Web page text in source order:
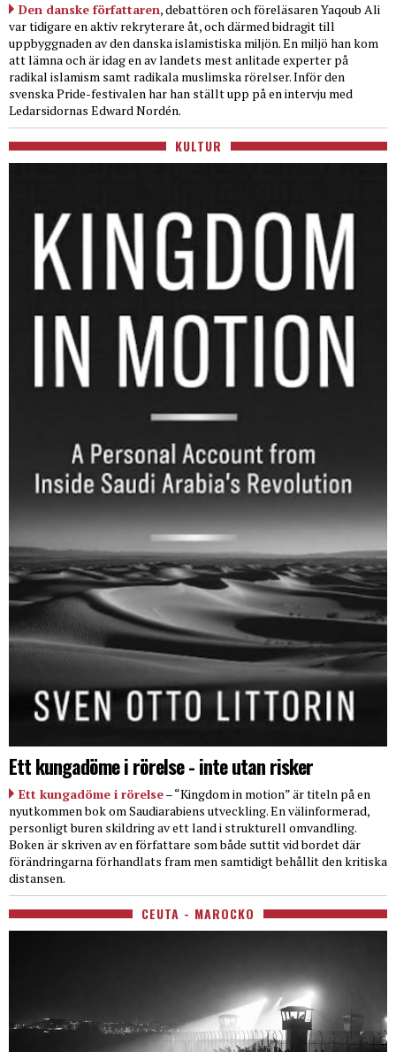
Den danske författaren, debattören och föreläsaren Yaqoub Ali
var tidigare en aktiv rekryterare åt, och därmed bidragit till
uppbyggnaden av den danska islamistiska miljön. En miljö han kom
att lämna och är idag en av landets mest anlitade experter på
radikal islamism samt radikala muslimska rörelser. Inför den
svenska Pride-festivalen har han ställt upp på en intervju med
Ledarsidornas Edward Nordén.
KULTUR
Ett kungadöme i rörelse - inte utan risker
Ett kungadöme i rörelse– “Kingdom in motion” är titeln på en
nyutkommen bok om Saudiarabiens utveckling. En välinformerad,
personligt buren skildring av ett land i strukturell omvandling.
Boken är skriven av en författare som både suttit vid bordet där
förändringarna förhandlats fram men samtidigt behållit den kritiska
distansen.
CEUTA - MAROCKO